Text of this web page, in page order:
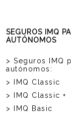
SEGUROS IMQ
AUTÓNOMOS
> Seguros IMQ
autónomos:
> IMQ Classic
> IMQ Classic +
> IMQ Basic